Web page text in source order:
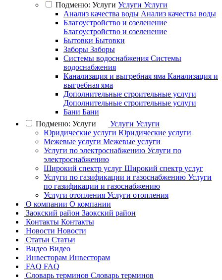
Подменю: Услуги Услуги Услуги
Анализ качества воды Анализ качества воды
Благоустройство и озеленение
Благоустройство и озеленение
Бытовки Бытовки
Заборы Заборы
Системы водоснабжения Системы
водоснабжения
Канализация и выгребная яма Канализация и
выгребная яма
Дополнительные строительные услуги
Дополнительные строительные услуги
Бани Бани
Подменю: Услуги
Услуги Услуги
Юридические услуги Юридические услуги
Межевые услуги Межевые услуги
Услуги по электроснабжению Услуги по
электроснабжению
Широкий спектр услуг Широкий спектр услуг
Услуги по газификации и газоснабжению Услуги
по газификации и газоснабжению
Услуги отопления Услуги отопления
О компании О компании
Заокский район Заокский район
Контакты Контакты
Новости Новости
Статьи Статьи
Видео Видео
Инвесторам Инвесторам
FAQ FAQ
Словарь терминов Словарь терминов